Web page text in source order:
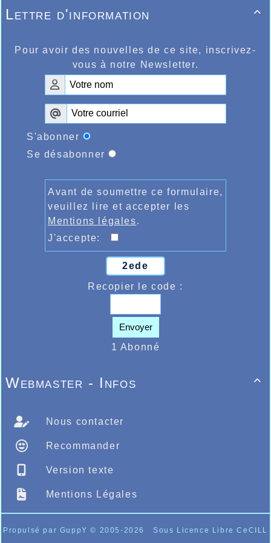
entraîneur Aurélien Pinck.
Les plus jeunes à Jean Bouin

Lettre d'information
Pour avoir des nouvelles de ce site, inscrivez-
vous à notre Newsletter.
S'abonner
Se désabonner
Avant de soumettre ce formulaire,
veuillez lire et accepter les
Mentions légales.
J'accepte:
2ede
Recopier le code :
Envoyer
1 Abonné

Webmaster - Infos
Nous contacter
Recommander
Version texte
Mentions Légales
Propulsé par GuppY© 2005-2026 Sous Licence Libre CeCILL